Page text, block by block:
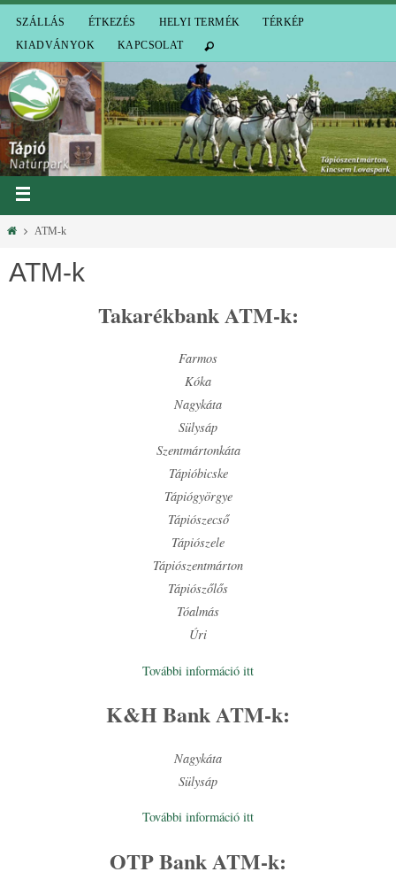
SZÁLLÁS ÉTKEZÉS HELYI TERMÉK
TÉRKÉP
KIADVÁNYOK
KAPCSOLAT
ATM-k
ATM-k
Takarékbank ATM-k:
Farmos
Kóka
Nagykáta
Sülysáp
Szentmártonkáta
Tápióbicske
Tápiógyörgye
Tápiószecső
Tápiószele
Tápiószentmárton
Tápiószőlős
Tóalmás
Úri
További információ itt
K&H Bank ATM-k:
Nagykáta
Sülysáp
További információ itt
OTP Bank ATM-k: